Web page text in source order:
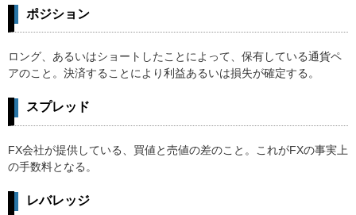
ポジション
ロング、あるいはショートしたことによって、保有している通貨ペ
アのこと。決済することにより利益あるいは損失が確定する。
スプレッド
FX会社が提供している、買値と売値の差のこと。これがFXの事実上
の手数料となる。
レバレッジ